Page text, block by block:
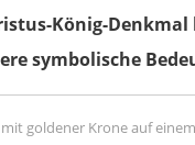
König-
symbolische